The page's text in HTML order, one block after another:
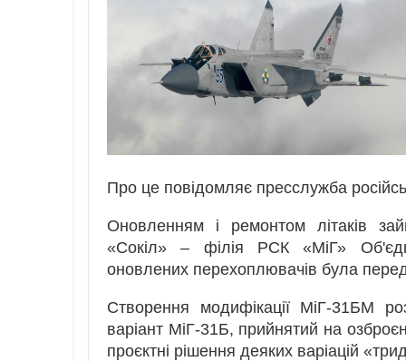
Про це повідомляє пресслужба
Оновленням і ремонтом літаків
«Сокіл» – філія РСК «МіГ»
оновлених перехоплювачів була
Створення модифікації МіГ-31БМ
варіант МіГ-31Б, прийнятий на
проєктні рішення деяких варіацій